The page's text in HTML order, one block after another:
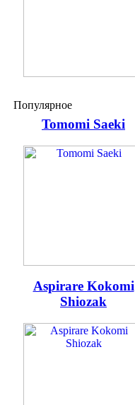
Популярное
Tomomi Saeki
Aspirare Kokomi
Shiozak